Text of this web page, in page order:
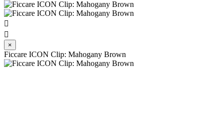


×
Ficcare ICON Clip: Mahogany Brown